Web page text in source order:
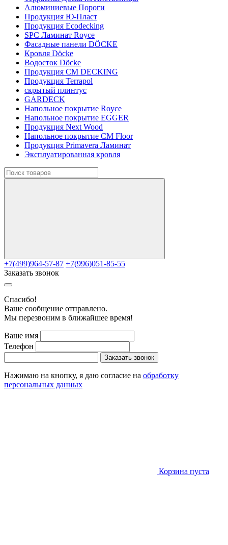
Алюминиевые Пороги
Продукция Ю-Пласт
Продукция Ecodecking
SPC Ламинат Royce
Фасадные панели DÖCKE
Кровля Döcke
Водосток Döcke
Продукция CM DECKING
Продукция Terrapol
скрытый плинтус
GARDECK
Напольное покрытие Royce
Напольное покрытие EGGER
Продукция Next Wood
Напольное покрытие CM Floor
Продукция Primavera Ламинат
Эксплуатированная кровля
+7(499)964-57-87 +7(996)051-85-55
Заказать звонок
Cпасибо!
Ваше сообщение отправлено.
Мы перезвоним в ближайшее время!
Ваше имя
Телефон
Заказать звонок
Нажимаю на кнопку, я даю согласие на обработку
персональных данных
Корзина пуста